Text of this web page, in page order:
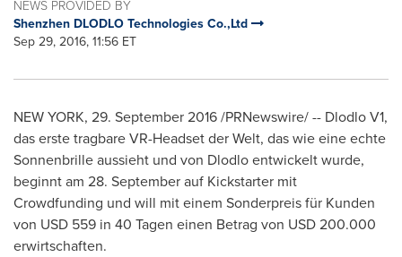
NEWS PROVIDED BY
Shenzhen DLODLO Technologies Co.,Ltd
Sep 29, 2016, 11:56 ET
NEW YORK, 29. September 2016/PRNewswire/ -- Dlodlo V1,
das erste tragbare VR-Headset der Welt, das wie eine echte
Sonnenbrille aussieht und von Dlodlo entwickelt wurde,
beginnt am 28. September auf Kickstarter mit
Crowdfunding und will mit einem Sonderpreis für Kunden
von USD 559 in 40 Tagen einen Betrag von USD 200.000
erwirtschaften.